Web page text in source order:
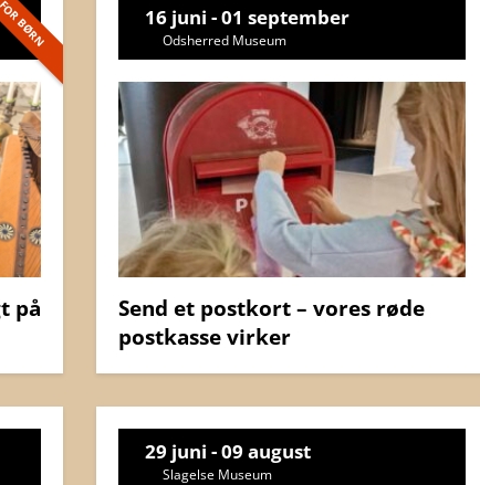
på
16 juni - 01 september
Odsherred Museum
Send et postkort – vores røde
postkasse virker
29 juni - 09 august
Slagelse Museum